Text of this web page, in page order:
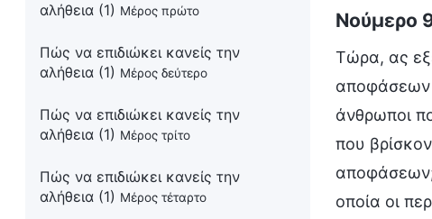
αλήθεια (1) Μέρος πρώτο
Πώς να επιδιώκει κανείς την
αλήθεια (1) Μέρος δεύτερο
Πώς να επιδιώκει κανείς την
αλήθεια (1) Μέρος τρίτο
Πώς να επιδιώκει κανείς την
αλήθεια (1) Μέρος τέταρτο
Νούμερο
Τώρα, ας
αποφάσεων
άνθρωποι
που
αποφάσεων;
οποία οι